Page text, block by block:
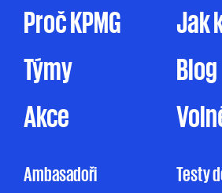
způsobem. Zpracování osobních
marketingové účely je prováděno
mnou udělovaného souhlasu.
neudělím, ale ani nevznesu
KPMG omezeně zpracovávat mé
pro účely marketingu na základě
Proč KPMG
Jak
Týmy
Blog
Akce
Ambasadoři
Testy